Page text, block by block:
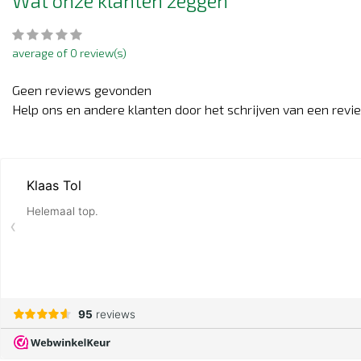
average of 0 review(s)
Geen reviews gevonden
Help ons en andere klanten door het schrijven van een